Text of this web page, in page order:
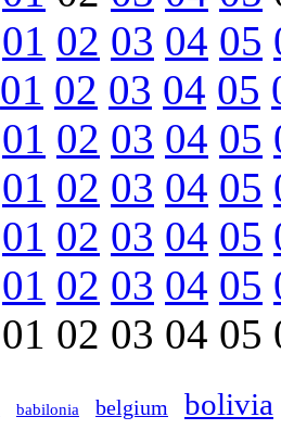
01 02 03 04 05
01 02 03 04 05
01 02 03 04 05
01 02 03 04 05
01 02 03 04 05
01 02 03 04 05
01 02 03 04 05
babilonia belgium bolivia